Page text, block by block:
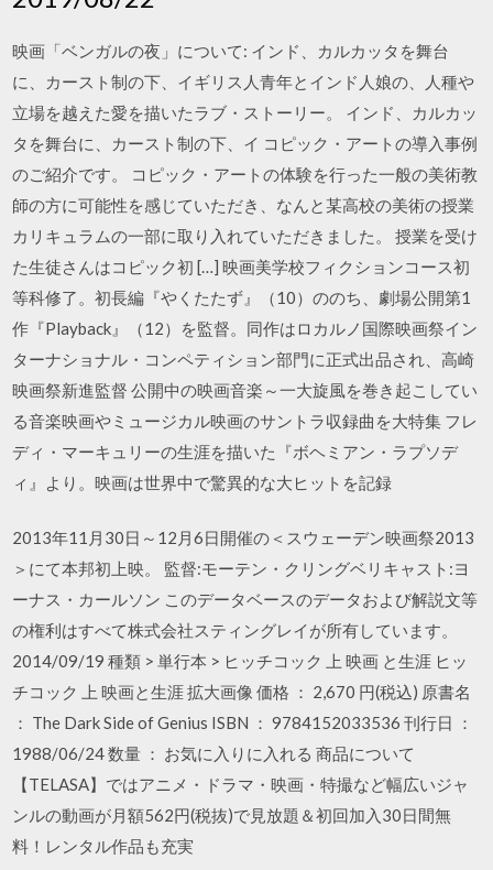
映画「ベンガルの夜」について: インド、カルカッタを舞台
に、カースト制の下、イギリス人青年とインド人娘の、人種や
立場を越えた愛を描いたラブ・ストーリー。 インド、カルカッ
タを舞台に、カースト制の下、イ コピック・アートの導入事例
のご紹介です。 コピック・アートの体験を行った一般の美術教
師の方に可能性を感じていただき、なんと某高校の美術の授業
カリキュラムの一部に取り入れていただきました。 授業を受け
た生徒さんはコピック初 […] 映画美学校フィクションコース初
等科修了。初長編『やくたたず』（10）ののち、劇場公開第1
作『Playback』（12）を監督。同作はロカルノ国際映画祭イン
ターナショナル・コンペティション部門に正式出品され、高崎
映画祭新進監督 公開中の映画音楽～一大旋風を巻き起こしてい
る音楽映画やミュージカル映画のサントラ収録曲を大特集 フレ
ディ・マーキュリーの生涯を描いた『ボヘミアン・ラプソデ
ィ』より。映画は世界中で驚異的な大ヒットを記録
2013年11月30日～12月6日開催の＜スウェーデン映画祭2013
＞にて本邦初上映。 監督:モーテン・クリングベリキャスト:ヨ
ーナス・カールソン このデータベースのデータおよび解説文等
の権利はすべて株式会社スティングレイが所有しています。
2014/09/19 種類 > 単行本 > ヒッチコック 上 映画 と生涯 ヒッ
チコック 上 映画と生涯 拡大画像 価格 ： 2,670 円(税込) 原書名
： The Dark Side of Genius ISBN ： 9784152033536 刊行日 ：
1988/06/24 数量 ： お気に入りに入れる 商品について
【TELASA】ではアニメ・ドラマ・映画・特撮など幅広いジャ
ンルの動画が月額562円(税抜)で見放題＆初回加入30日間無
料！レンタル作品も充実